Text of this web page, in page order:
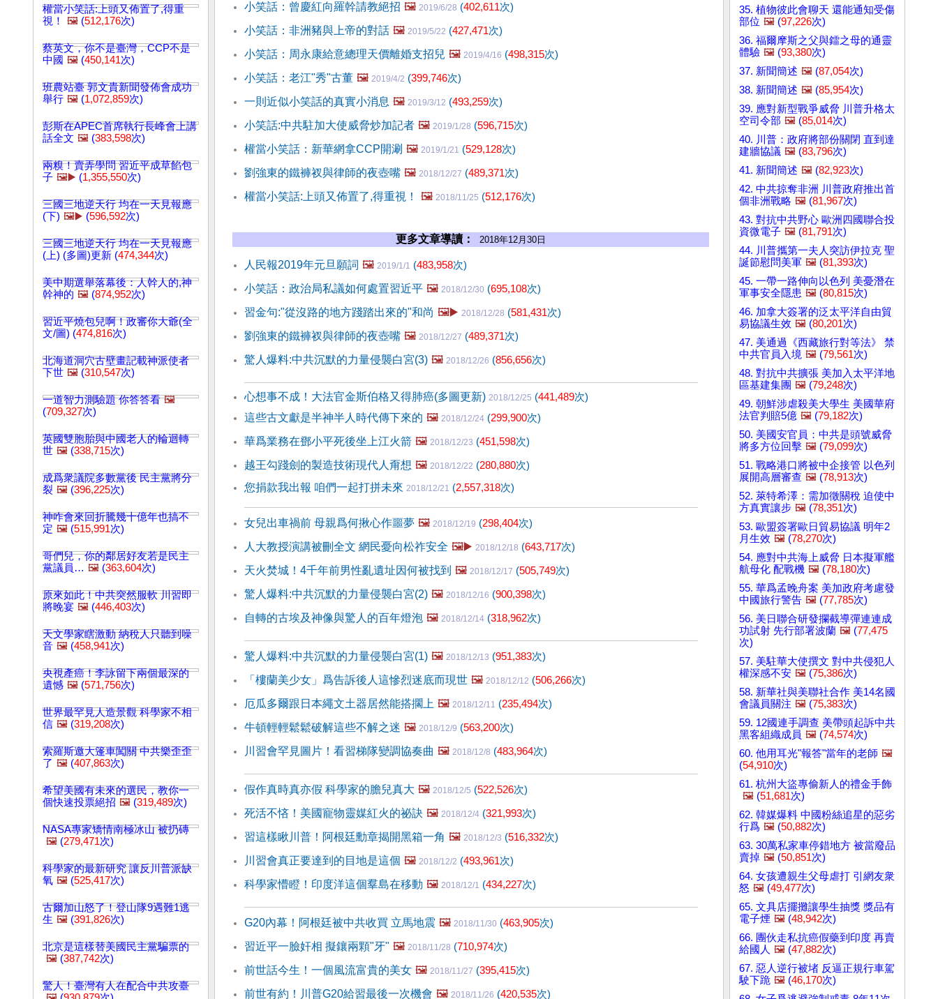
權當小笑話:上頭又佈置了,得重
視！
🖼️ (512,176次)
蔡英文，你不是臺灣，CCP不是
中國 🖼️ (450,141次)
班農站臺 郭文貴新聞發佈會成功
舉行 🖼️ (1,072,859次)
彭斯在APEC首席執行長峰會上講
話全文 🖼️ (383,598次)
兩糗！賣弄學問 習近平成草餡包
子 🖼️▶️ (1,355,550次)
三國三地逆天行 均在一天見報應
(下) 🖼️▶️ (596,592次)
三國三地逆天行 均在一天見報應
(上) (多圖)更新 (474,344次)
美中期選舉落幕後：人幹人的,神
幹神的 🖼️ (874,952次)
習近平燒包兒啊！政審你大爺(全
文/圖) (474,816次)
北海道洞穴古壁畫記載神派使者
下世 🖼️ (310,547次)
一道智力測驗題 你答答看 🖼️
(709,327次)
英國雙胞胎與中國老人的輪迴轉
世 🖼️ (338,715次)
成爲衆議院多數黨後 民主黨將分
裂 🖼️ (396,225次)
神咋會來回折騰幾十億年也搞不
定 🖼️ (515,991次)
哥們兒，你的鄰居好友若是民主
黨議員… 🖼️ (363,604次)
原來如此！中共突然服軟 川習即
將晚宴 🖼️ (446,403次)
天文學家瞎激動 納稅人只聽到噪
音 🖼️ (458,941次)
央視產癌！李詠留下兩個最深的
遺憾 🖼️ (571,756次)
世界最罕見人造景觀 科學家不相
信 🖼️ (319,208次)
索羅斯邀大篷車闖關 中共樂歪歪
了 🖼️ (407,863次)
希望美國有未來的選民，教你一
個快速投票絕招 🖼️ (319,489次)
NASA專家矯情南極冰山 被扔磚
🖼️ (279,471次)
科學家的最新研究 讓反川普派缺
氧 🖼️ (525,417次)
古爾加山怒了！登山隊9遇難1逃
生 🖼️ (391,826次)
北京是這樣替美國民主黨騙票的
🖼️ (387,742次)
驚人！臺灣有人在配合中共攻臺
小笑話：曾慶紅向羅幹請教絕招 🖼️ 2019/6/28 (402,611次)
小笑話：非洲豬與上帝的對話 🖼️ 2019/5/22 (427,471次)
小笑話：周永康給意總理天價離婚支招兒 🖼️ 2019/4/16 (498,315次)
小笑話：老江"秀"古董 🖼️ 2019/4/2 (399,746次)
一則近似小笑話的真實小消息 🖼️ 2019/3/12 (493,259次)
小笑話:中共駐加大使威脅炒加記者 🖼️ 2019/1/28 (596,715次)
權當小笑話：新華網拿CCP開涮 🖼️ 2019/1/21 (529,128次)
劉強東的鐵褲衩與律師的夜壺嘴 🖼️ 2018/12/27 (489,371次)
權當小笑話:上頭又佈置了,得重視！
🖼️ 2018/11/25 (512,176次)
更多文章導讀： 2018年12月30日
人民報2019年元旦願詞 🖼️ 2019/1/1 (483,958次)
小笑話：政治局私議如何處置習近平 🖼️ 2018/12/30 (695,108次)
習金句:"從沒路的地方踐踏出來的"和尚 🖼️▶️ 2018/12/28 (581,431次)
劉強東的鐵褲衩與律師的夜壺嘴 🖼️ 2018/12/27 (489,371次)
驚人爆料:中共沉默的力量侵襲白宮(3) 🖼️ 2018/12/26 (856,656次)
心想事不成！大法官金斯伯格又得肺癌(多圖更新) 2018/12/25 (441,489次)
這些古文獻是半神半人時代傳下來的 🖼️ 2018/12/24 (299,900次)
華爲業務在鄧小平死後坐上江火箭 🖼️ 2018/12/23 (451,598次)
越王勾踐劍的製造技術現代人甭想 🖼️ 2018/12/22 (280,880次)
您捐款我出報 咱們一起打拼未來 2018/12/21 (2,557,318次)
女兒出車禍前 母親爲何揪心作噩夢 🖼️ 2018/12/19 (298,404次)
人大教授演講被刪全文 網民憂向松祚安全 🖼️▶️ 2018/12/18 (643,717次)
天火焚城！4千年前男性亂遺址因何被找到 🖼️ 2018/12/17 (505,749次)
驚人爆料:中共沉默的力量侵襲白宮(2) 🖼️ 2018/12/16 (900,398次)
自轉的古埃及神像與驚人的百年燈泡 🖼️ 2018/12/14 (318,962次)
驚人爆料:中共沉默的力量侵襲白宮(1) 🖼️ 2018/12/13 (951,383次)
「樓蘭美少女」爲告訴後人這慘烈迷底而現世 🖼️ 2018/12/12 (506,266次)
厄瓜多爾跟日本繩文土器居然能搭擱上 🖼️ 2018/12/11 (235,494次)
牛頓輕輕鬆鬆破解這些不解之迷 🖼️ 2018/12/9 (563,200次)
川習會罕見圖片！看習梯隊變調協奏曲 🖼️ 2018/12/8 (483,964次)
假作真時真亦假 科學家的膽兒真大 🖼️ 2018/12/5 (522,526次)
死活不悋！美國寵物靈媒紅火的祕訣 🖼️ 2018/12/4 (321,993次)
習這樣瞅川普！阿根廷勳章揭開黑箱一角 🖼️ 2018/12/3 (516,332次)
川習會真正要達到的目地是這個 🖼️ 2018/12/2 (493,961次)
科學家懵瞪！印度洋這個羣島在移動 🖼️ 2018/12/1 (434,227次)
G20內幕！阿根廷被中共收買 立馬地震 🖼️ 2018/11/30 (463,905次)
習近平一臉奸相 擬鑲兩顆"牙" 🖼️ 2018/11/28 (710,974次)
前世話今生！一個風流富貴的美女 🖼️ 2018/11/27 (395,415次)
前世有約！川普G20給習最後一次機會 🖼️ 2018/11/26 (420,535次)
35. 植物彼此會聊天 還能通知受傷
部位 🖼️ (97,226次)
36. 福爾摩斯之父與鐳之母的通靈
體驗 🖼️ (93,380次)
37. 新聞簡述 🖼️ (87,054次)
38. 新聞簡述 🖼️ (85,954次)
39. 應對新型戰爭威脅 川普升格太
空司令部 🖼️ (85,014次)
40. 川普：政府將部份關閉 直到達
建牆協議 🖼️ (83,796次)
41. 新聞簡述 🖼️ (82,923次)
42. 中共掠奪非洲 川普政府推出首
個非洲戰略 🖼️ (81,967次)
43. 對抗中共野心 歐洲四國聯合投
資微電子 🖼️ (81,791次)
44. 川普攜第一夫人突訪伊拉克 聖
誕節慰問美軍 🖼️ (81,393次)
45. 一帶一路伸向以色列 美憂潛在
軍事安全隱患 🖼️ (80,815次)
46. 加拿大簽署的泛太平洋自由貿
易協議生效 🖼️ (80,201次)
47. 美通過《西藏旅行對等法》 禁
中共官員入境 🖼️ (79,561次)
48. 對抗中共擴張 美加入太平洋地
區基建集團 🖼️ (79,248次)
49. 朝鮮涉虐殺美大學生 美國華府
法官判賠5億 🖼️ (79,182次)
50. 美國安官員：中共是頭號威脅
將多方位回擊 🖼️ (79,099次)
51. 戰略港口將被中企接管 以色列
展開高層審查 🖼️ (78,913次)
52. 萊特希澤：需加徵關稅 迫使中
方真實讓步 🖼️ (78,351次)
53. 歐盟簽署歐日貿易協議 明年2
月生效 🖼️ (78,270次)
54. 應對中共海上威脅 日本擬軍艦
航母化 配戰機 🖼️ (78,180次)
55. 華爲孟晚舟案 美加政府考慮發
中國旅行警告 🖼️ (77,785次)
56. 美日聯合研發攔截導彈連連成
功試射 先行部署波蘭 🖼️ (77,475
次)
57. 美駐華大使撰文 對中共侵犯人
權深感不安 🖼️ (75,386次)
58. 新華社與美聯社合作 美14名國
會議員關注 🖼️ (75,383次)
59. 12國連手調查 美帶頭起訴中共
黑客組織成員 🖼️ (74,574次)
60. 他用耳光"報答"當年的老師 🖼️
(54,910次)
61. 杭州大盜專偷新人的禮金手飾
🖼️ (51,681次)
62. 韓媒爆料 中國粉絲追星的惡劣
行爲 🖼️ (50,882次)
63. 30萬私家車停錯地方 被當廢品
賣掉 🖼️ (50,851次)
64. 女孩遭親生父母虐打 引網友衆
怒 🖼️ (49,477次)
65. 文具店擺攤讓學生抽獎 獎品有
電子煙 🖼️ (48,942次)
66. 團伙走私抗癌假藥到印度 再賣
給國人 🖼️ (47,882次)
67. 惡人逆行被堵 反逼正規行車駕
駛下跪 🖼️ (46,170次)